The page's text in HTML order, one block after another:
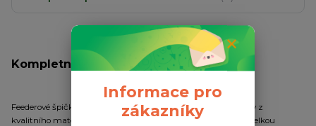
Kompletní specifikace
Feederové špičky Mivardi jsou precizně zpracovány a vyrobeny z
kvalitního materiálu, který dodává špičkám houževnatost a velkou
Informace pro
zákazníky